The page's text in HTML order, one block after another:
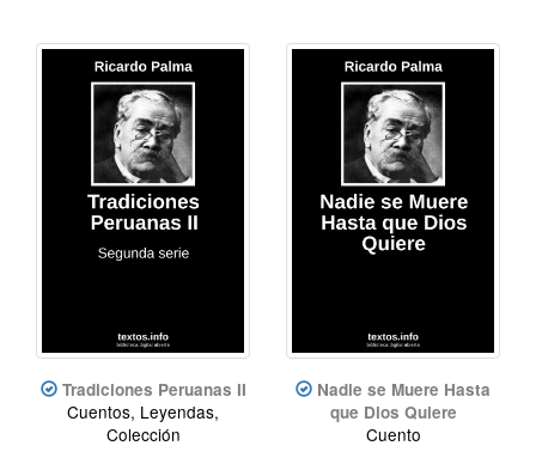
Tradiciones Peruanas II
Cuentos, Leyendas,
Colección
Nadie se Muere Hasta
que Dios Quiere
Cuento